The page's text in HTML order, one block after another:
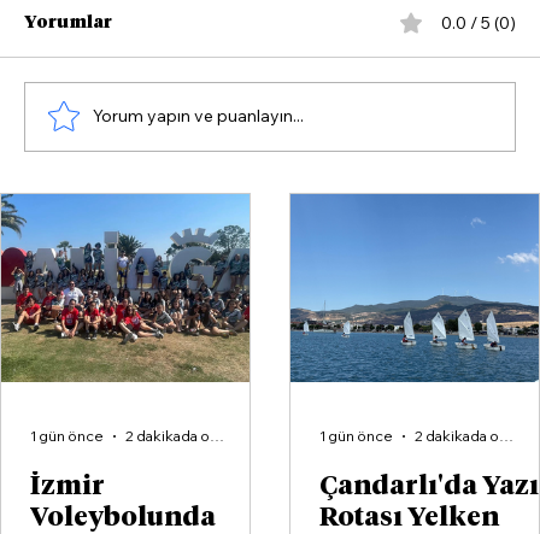
İzmir
Voleybolunda
1 gün önce 2 dakikada okunur
Çandarlı'da
Rotası Yelken
1 gün önce 2 dakikada okunur
kritik hamle: 9 vekil için ihraç talebi!
Yorumlar 0.0 / 5 (0)
Yorum yapın ve puanlayın...